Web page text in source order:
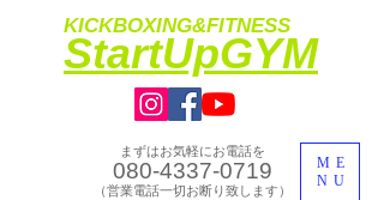
KICKBOXING&FITNESS
​StartUpGYM
ME
NU
まずはお気軽にお電話を
080-4337-0719
​（営業電話一切お断り致します）